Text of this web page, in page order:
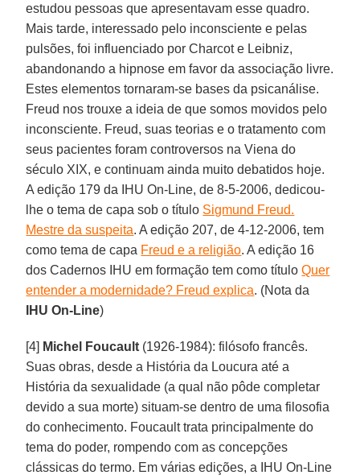
estudou pessoas que apresentavam esse quadro.
Mais tarde, interessado pelo inconsciente e pelas
pulsões, foi influenciado por Charcot e Leibniz,
abandonando a hipnose em favor da associação livre.
Estes elementos tornaram-se bases da psicanálise.
Freud nos trouxe a ideia de que somos movidos pelo
inconsciente. Freud, suas teorias e o tratamento com
seus pacientes foram controversos na Viena do
século XIX, e continuam ainda muito debatidos hoje.
A edição 179 da IHU On-Line, de 8-5-2006, dedicou-
lhe o tema de capa sob o título Sigmund Freud.
Mestre da suspeita. A edição 207, de 4-12-2006, tem
como tema de capa Freud e a religião. A edição 16
dos Cadernos IHU em formação tem como títuloQuer
entender a modernidade? Freud explica. (Nota da
IHU On-Line)
[4] Michel Foucault (1926-1984): filósofo francês.
Suas obras, desde a História da Loucura até a
História da sexualidade (a qual não pôde completar
devido a sua morte) situam-se dentro de uma filosofia
do conhecimento. Foucault trata principalmente do
tema do poder, rompendo com as concepções
clássicas do termo. Em várias edições, a IHU On-Line